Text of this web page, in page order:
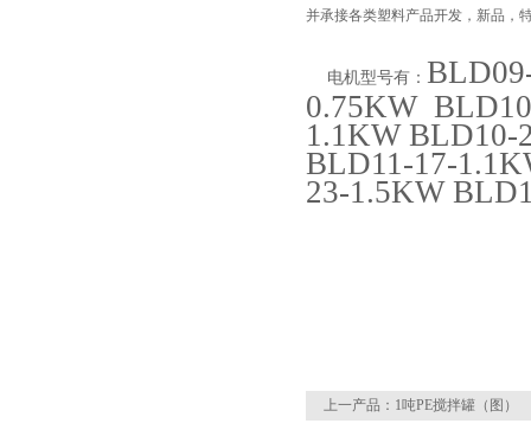
并承接各类塑料产品开发，新品，
电机型号有：
0.75KW
1.1KW BLD10-
BLD11-17-
23-1.5KW
上一产品： 1吨PE搅拌罐（图）